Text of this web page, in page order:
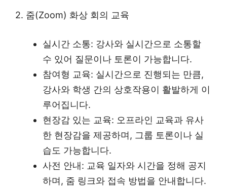
2. 줌(Zoom) 화상 회의 교육
실시간 소통: 강사와 실시간으로 소통할
수 있어 질문이나 토론이 가능합니다.
참여형 교육: 실시간으로 진행되는 만큼,
강사와 학생 간의 상호작용이 활발하게 이
루어집니다.
현장감 있는 교육: 오프라인 교육과 유사
한 현장감을 제공하며, 그룹 토론이나 실
습도 가능합니다.
사전 안내: 교육 일자와 시간을 정해 공지
하며, 줌 링크와 접속 방법을 안내합니다.